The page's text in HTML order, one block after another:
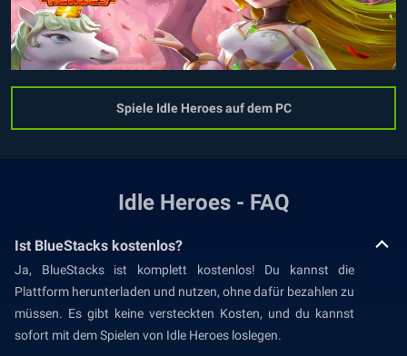
Spiele Idle Heroes auf dem PC
Idle Heroes - FAQ
Ist BlueStacks kostenlos?
Ja, BlueStacks ist komplett kostenlos! Du kannst die
Plattform herunterladen und nutzen, ohne dafür bezahlen zu
müssen. Es gibt keine versteckten Kosten, und du kannst
sofort mit dem Spielen von Idle Heroes loslegen.